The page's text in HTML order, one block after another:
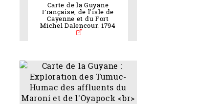
Carte de la Guyane
Française, de l'isle de
Cayenne et du Fort
Michel Dalencour. 1794